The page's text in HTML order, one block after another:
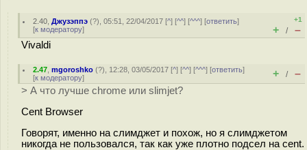
2.40 ,Джузэппэ (?), 05:51, 22/04/2017 [^] [^^] [^^^] [ответить]
[к модератору]
+1
+ / –
Vivaldi
2.47 ,mgoroshko (?), 12:28, 03/05/2017 [^] [^^] [^^^] [ответить]
[к модератору] + / –
> А что лучше chrome или slimjet?
Cent Browser
Говорят, именно на слимджет и похож, но я слимджетом
никогда не пользовался, так как уже плотно подсел на cent.